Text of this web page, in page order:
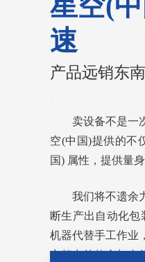
速
产品远销东
卖设备不是一
空(中国)提供的不
国) 属性，提供量
我们将不遗余
断生产出自动化
机器代替手工作业
之努力的使命与奋